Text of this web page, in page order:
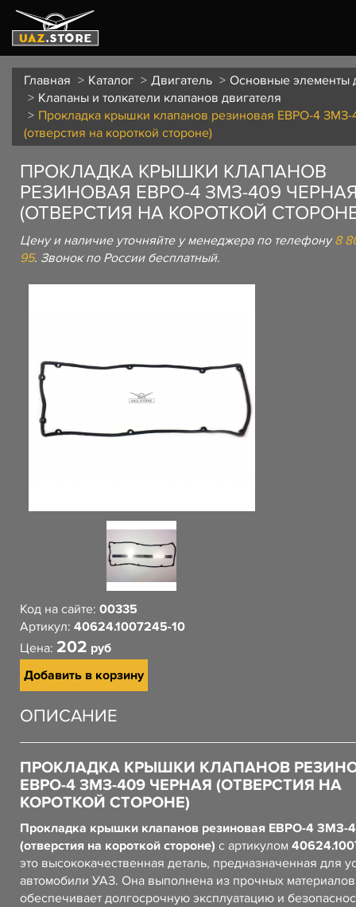
Главная Каталог Двигатель
Основные элементы
Клапаны и толкатели клапанов двигателя
Прокладка крышки клапанов резиновая ЕВРО-4 ЗМЗ-
(отверстия на короткой стороне)
ПРОКЛАДКА КРЫШКИ КЛАПАНОВ
РЕЗИНОВАЯ ЕВРО-4 ЗМЗ-409
(ОТВЕРСТИЯ НА КОРОТКОЙ
Цену и наличие уточняйте у менеджера по телефону8
95. Звонок по России бесплатный.
Код на сайте: 00335
Артикул: 40624.1007245-10
Цена: 202 руб
Добавить в корзину
ОПИСАНИЕ
ПРОКЛАДКА КРЫШКИ КЛАПАНОВ
ЕВРО-4 ЗМЗ-409 ЧЕРНАЯ (ОТВЕРСТИЯ НА
КОРОТКОЙ СТОРОНЕ)
Прокладка крышки клапанов резиновая ЕВРО-4 ЗМЗ-
(отверстия на короткой стороне) с артикулом
это высококачественная деталь, предназначенная для
автомобили УАЗ. Она выполнена из прочных
обеспечивает долгосрочную эксплуатацию и